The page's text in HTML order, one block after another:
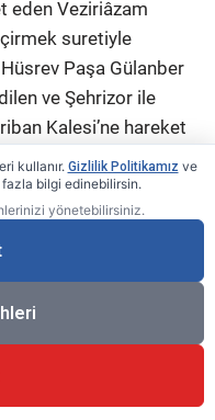
eden Veziriâzam
suretiyle
Hüsrev Paşa Gülanber
ve Şehrizor ile
Kalesi’ne hareket
Paşa, on bin kişilik
yeniden ele
kırk bin kişilik
Osmanlı
önlerinde savaşa
Paşa çok kararlı bir
kazanılmasını
kullanır. Gizlilik Politikamız ve
fazla bilgi edinebilirsin.
yönetebilirsiniz.